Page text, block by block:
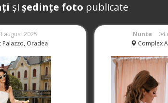
și ședințe foto publicate
august 2025
Palazzo, Oradea
Nunta
04
Complex